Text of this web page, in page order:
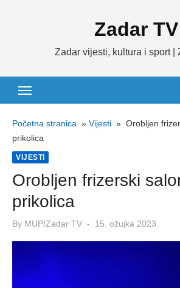
Zadar TV
Zadar vijesti, kultura i sport |
Početna stranica » Vijesti » Orobljen
prikolica
VIJESTI
Orobljen frizerski
prikolica
By MUP/Zadar TV
Posted
15. ožujka 2023.